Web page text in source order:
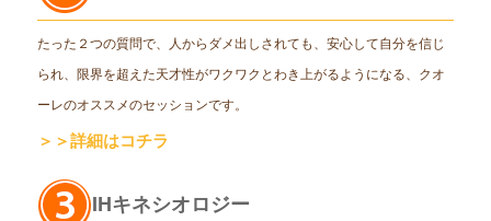
たった２つの質問で、人からダメ出しされても、安心して自分を信じ
られ、限界を超えた天才性がワクワクとわき上がるようになる、クオ
ーレのオススメのセッションです。
＞＞詳細はコチラ
IHキネシオロジー